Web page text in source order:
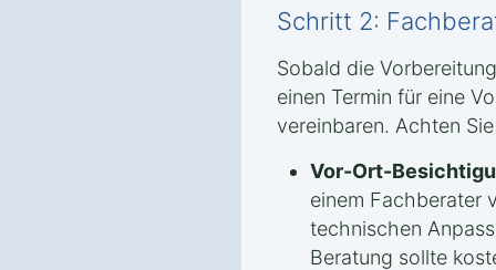
Schritt 2:
Sobald die
einen Termin für eine
vereinbaren. Achten
Vor-Ort-
einem Fachberater
technischen
Beratung sollte